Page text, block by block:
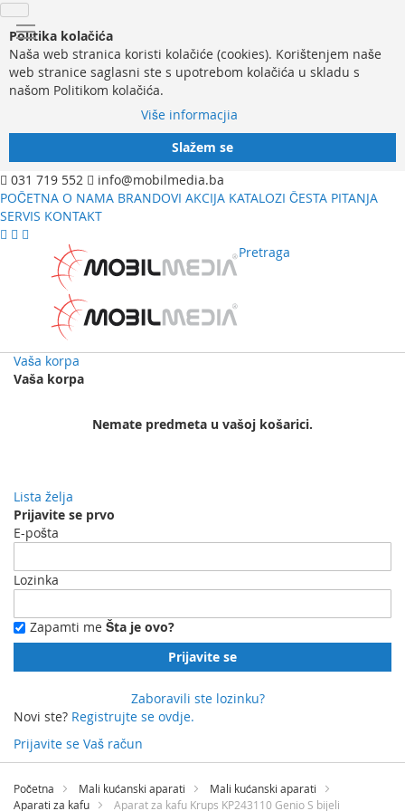
Politika kolačića
Naša web stranica koristi kolačiće (cookies). Korištenjem naše
web stranice saglasni ste s upotrebom kolačića u skladu s
našom Politikom kolačića.
Više informacjia
Slažem se
031 719 552
info@mobilmedia.ba
POČETNA O NAMA BRANDOVI AKCIJA KATALOZI ČESTA PITANJA
SERVIS KONTAKT
Pretraga
Vaša korpa
Vaša korpa
Nemate predmeta u vašoj košarici.
Lista želja
Prijavite se prvo
E-pošta
Lozinka
Zapamti me Šta je ovo?
Prijavite se
Zaboravili ste lozinku?
Novi ste? Registrujte se ovdje.
Prijavite se Vaš račun
Preskočite
sadržaj
Početna Mali kućanski aparati
Mali kućanski aparati
Aparati za kafu
Aparat za kafu Krups KP243110 Genio S bijeli